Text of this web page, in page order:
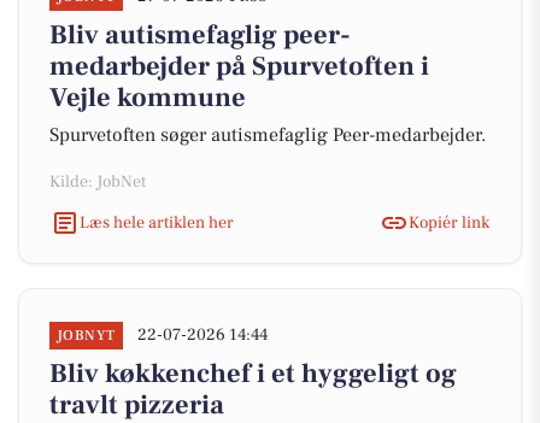
Bliv autismefaglig peer-
medarbejder på Spurvetoften i
Vejle kommune
Spurvetoften søger autismefaglig Peer-medarbejder.
Kilde: JobNet
Læs hele artiklen her
Kopiér link
JOBNYT 22-07-2026 14:44
Bliv køkkenchef i et hyggeligt og
travlt pizzeria